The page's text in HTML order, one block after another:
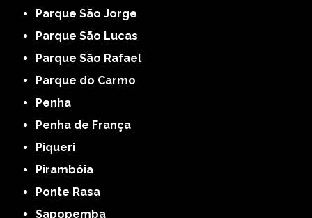
Parque São Jorge
Parque São Lucas
Parque São Rafael
Parque do Carmo
Penha
Penha de França
Piqueri
Pirambóia
Ponte Rasa
Sapopemba